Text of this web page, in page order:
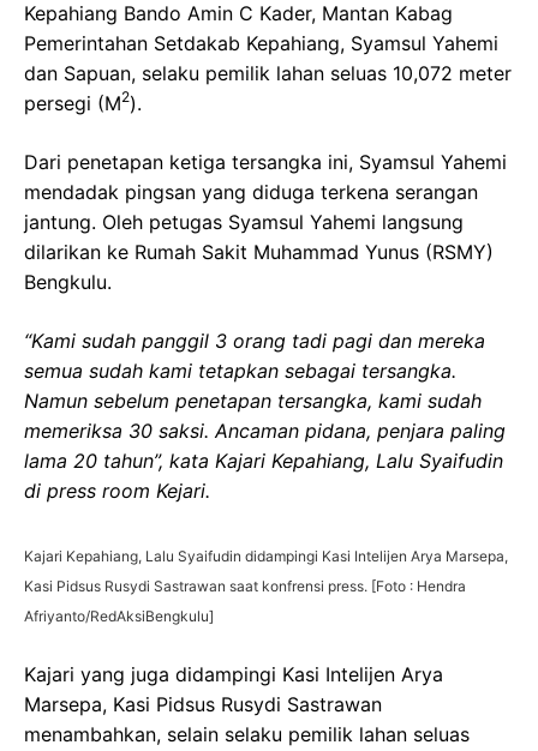
Kepahiang Bando Amin C Kader, Mantan Kabag
Pemerintahan Setdakab Kepahiang, Syamsul Yahemi
dan Sapuan, selaku pemilik lahan seluas 10,072 meter
persegi (M2).
Dari penetapan ketiga tersangka ini, Syamsul Yahemi
mendadak pingsan yang diduga terkena serangan
jantung. Oleh petugas Syamsul Yahemi langsung
dilarikan ke Rumah Sakit Muhammad Yunus (RSMY)
Bengkulu.
“Kami sudah panggil 3 orang tadi pagi dan mereka
semua sudah kami tetapkan sebagai tersangka.
Namun sebelum penetapan tersangka, kami sudah
memeriksa 30 saksi. Ancaman pidana, penjara paling
lama 20 tahun”, kata Kajari Kepahiang, Lalu Syaifudin
di press room Kejari.
Kajari Kepahiang, Lalu Syaifudin didampingi Kasi Intelijen Arya Marsepa,
Kasi Pidsus Rusydi Sastrawan saat konfrensi press. [Foto : Hendra
Afriyanto/RedAksiBengkulu]
Kajari yang juga didampingi Kasi Intelijen Arya
Marsepa, Kasi Pidsus Rusydi Sastrawan
menambahkan, selain selaku pemilik lahan seluas